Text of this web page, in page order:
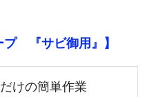
プ 『サビ御用』】
けの簡単作業